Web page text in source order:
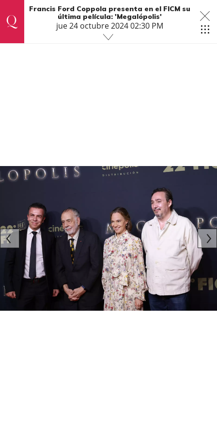
Francis Ford Coppola presenta en el FICM su
última película: 'Megalópolis'
jue 24 octubre 2024 02:30 PM